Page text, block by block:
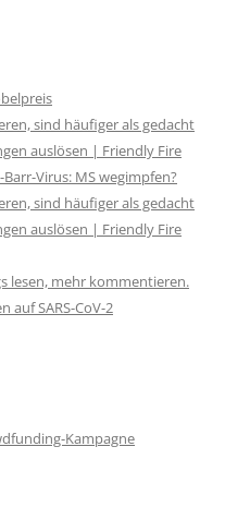
sind häufiger als gedacht
auslösen | Friendly Fire
Virus: MS wegimpfen?
sind häufiger als gedacht
auslösen | Friendly Fire
lesen, mehr kommentieren.
auf SARS-CoV-2
Kampagne